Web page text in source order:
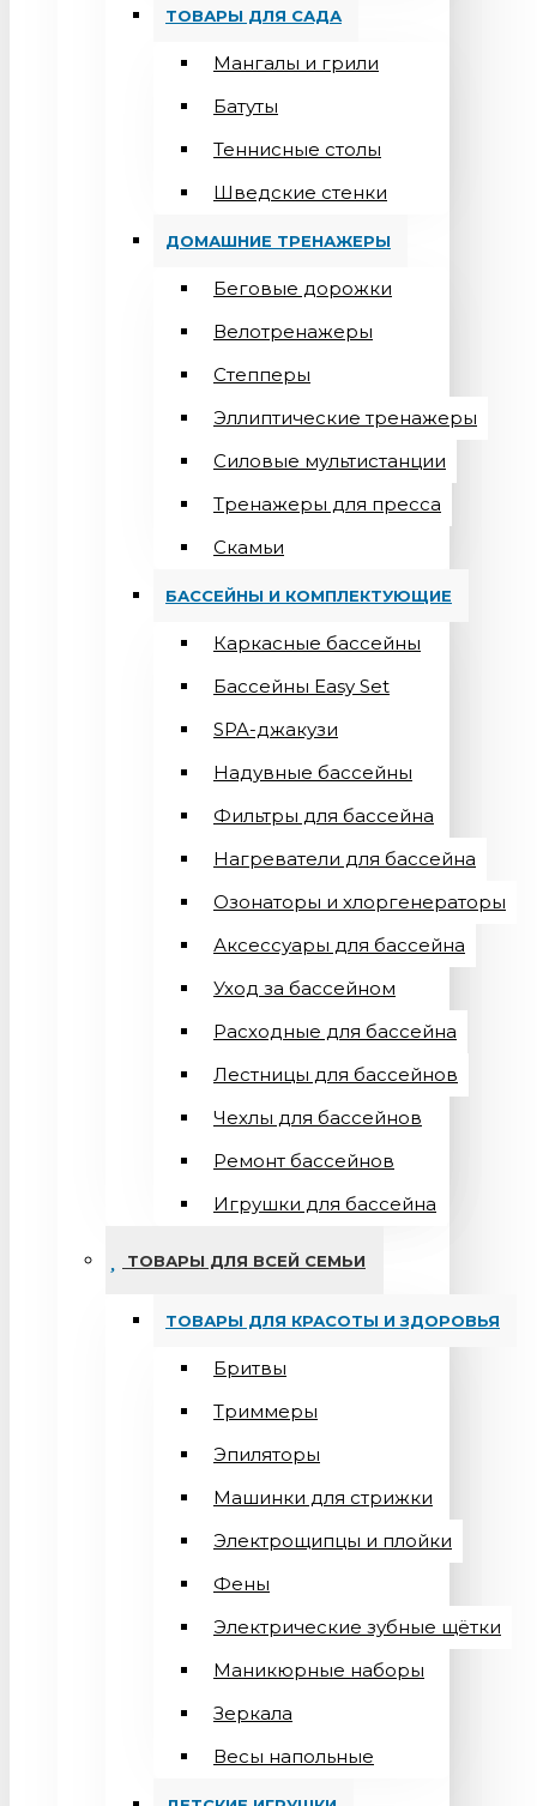
ТОВАРЫ ДЛЯ САДА
Мангалы и грили
Батуты
Теннисные столы
Шведские стенки
ДОМАШНИЕ ТРЕНАЖЕРЫ
Беговые дорожки
Велотренажеры
Степперы
Эллиптические тренажеры
Силовые мультистанции
Тренажеры для пресса
Скамьи
БАССЕЙНЫ И КОМПЛЕКТУЮЩИЕ
Каркасные бассейны
Бассейны Easy Set
SPA-джакузи
Надувные бассейны
Фильтры для бассейна
Нагреватели для бассейна
Озонаторы и хлоргенераторы
Аксессуары для бассейна
Уход за бассейном
Расходные для бассейна
Лестницы для бассейнов
Чехлы для бассейнов
Ремонт бассейнов
Игрушки для бассейна
ТОВАРЫ ДЛЯ ВСЕЙ СЕМЬИ
ТОВАРЫ ДЛЯ КРАСОТЫ И ЗДОРОВЬЯ
Бритвы
Триммеры
Эпиляторы
Машинки для стрижки
Электрощипцы и плойки
Фены
Электрические зубные щётки
Маникюрные наборы
Зеркала
Весы напольные